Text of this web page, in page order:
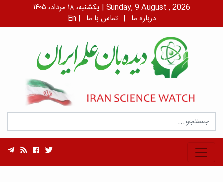
یکشنبه، ۱۸ مرداد، ۱۴۰۵ | Sunday, 9 August , 2026
En | درباره ما | تماس با ما